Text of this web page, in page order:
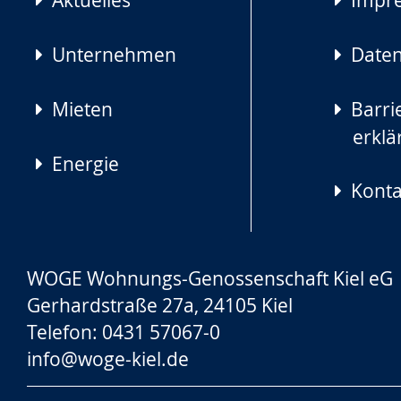
Unternehmen
Mieten
Energie
WOGE Wohnungs-Genossenschaft Kiel eG
Gerhardstraße 27a, 24105 Kiel
Telefon: 0431 57067-0
info@woge-kiel.de